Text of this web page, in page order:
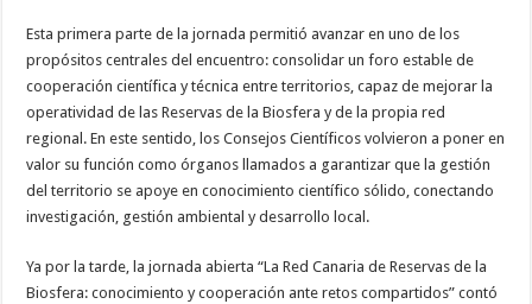
Esta primera parte de la jornada permitió avanzar en uno de los
propósitos centrales del encuentro: consolidar un foro estable de
cooperación científica y técnica entre territorios, capaz de mejorar la
operatividad de las Reservas de la Biosfera y de la propia red
regional. En este sentido, los Consejos Científicos volvieron a poner en
valor su función como órganos llamados a garantizar que la gestión
del territorio se apoye en conocimiento científico sólido, conectando
investigación, gestión ambiental y desarrollo local.
Ya por la tarde, la jornada abierta “La Red Canaria de Reservas de la
Biosfera: conocimiento y cooperación ante retos compartidos” contó